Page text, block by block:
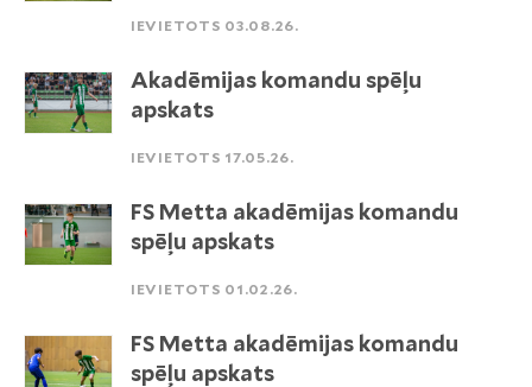
IEVIETOTS 03.08.26.
Akadēmijas komandu spēļu
apskats
IEVIETOTS 17.05.26.
FS Metta akadēmijas komandu
spēļu apskats
IEVIETOTS 01.02.26.
FS Metta akadēmijas komandu
spēļu apskats